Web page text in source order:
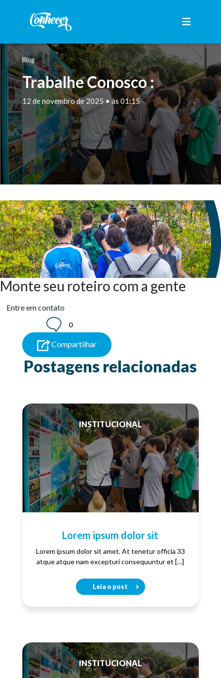
Blog
Trabalhe Conosco :
12 de novembro de 2025 • às 01:15
Monte seu roteiro com a gente
Entre em contato
0
Compartilhar
Postagens relacionadas
INSTITUCIONAL
Lorem ipsum dolor sit
Lorem ipsum dolor sit amet. At tenetur officia 33
atque atque nam excepturi consequuntur et […]
Leia o post
INSTITUCIONAL